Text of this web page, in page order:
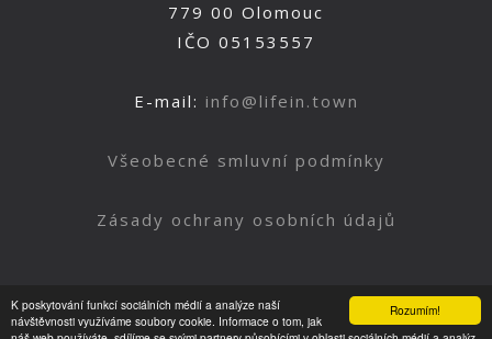
Rozumím!
K poskytování funkcí sociálních médií a analýze naší
návštěvnosti využíváme soubory cookie. Informace o tom, jak
779 00 Olomouc
IČO 05153557
E-mail: info@lifein.town
Všeobecné smluvní podmínky
Zásady ochrany osobních údajů
Nahoru